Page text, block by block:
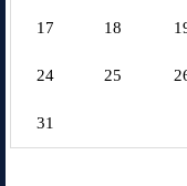
17 18
24 25
31